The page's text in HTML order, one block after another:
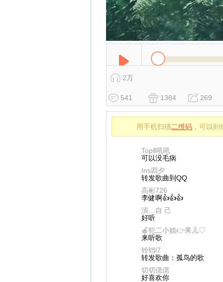
2万
541 1384 269
用手机扫描二维码 ，可以
Top🚦吼吼
可以没毛病
Ins四夕
转发歌曲到QQ
高彬726
李健啊👍👍👍
演…自 己
好听
🍎犯二小姐👉果儿♡
来听歌
铃铛l7
转发歌曲：孤鸟的歌
切切偲偲
好喜欢你